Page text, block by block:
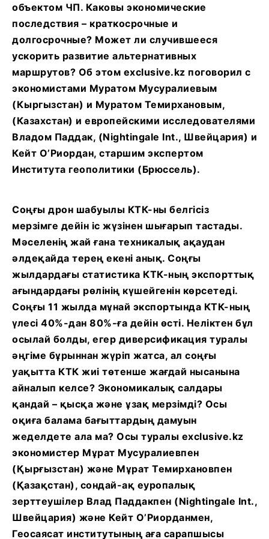
объектом ЧП. Каковы экономические
последствия – краткосрочные и
долгосрочные? Может ли случившееся
ускорить развитие альтернативных
маршрутов? Об этом exclusive.kz поговорил с
экономистами Муратом Мусуралиевым
(Кыргызстан) и Муратом Темирхановым,
(Казахстан) и европейскими исследователями
Владом Паддак, (Nightingale Int., Швейцария) и
Кейт О’Риордан, старшим экспертом
Института геополитики (Брюссель).
Соңғы дрон шабуылы КТК-ны белгісіз
мерзімге дейін іс жүзінен шығарып тастады.
Мәселенің жай ғана техникалық ақаудан
әлдеқайда терең екені анық. Соңғы
жылдардағы статистика КТК-ның экспорттық
ағындардағы рөлінің күшейгенін көрсетеді.
Соңғы 11 жылда мұнай экспортында КТК-ның
үлесі 40%-дан 80%-ға дейін өсті. Неліктен бұл
осылай болды, егер диверсификация туралы
әңгіме бұрыннан жүріп жатса, ал соңғы
уақытта КТК жиі төтенше жағдай нысанына
айналып келсе? Экономикалық салдары
қандай – қысқа және ұзақ мерзімді? Осы
оқиға балама бағыттардың дамуын
жеделдете ала ма? Осы туралы exclusive.kz
экономистер Мұрат Мусуралиевпен
(Қырғызстан) және Мұрат Темирхановпен
(Қазақстан), сондай-ақ еуропалық
зерттеушілер Влад Паддакпен (Nightingale Int.,
Швейцария) және Кейт О’Риорданмен,
Геосаясат институтының аға сарапшысы